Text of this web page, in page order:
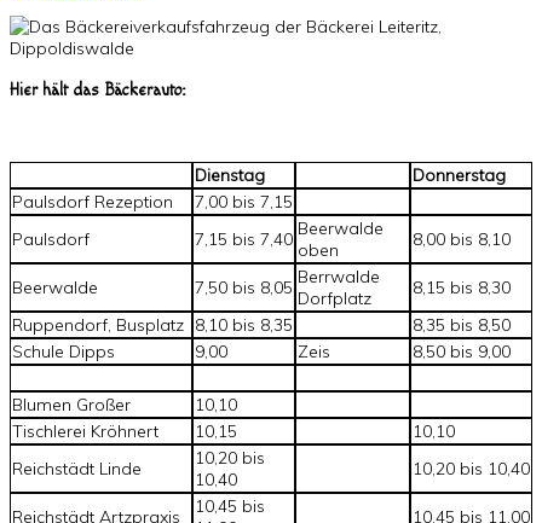
Hier hält das Bäckerauto:
Dienstag
Donnerstag
Paulsdorf Rezeption
7,00 bis 7,15
Paulsdorf
7,15 bis 7,40 Beerwalde
oben
8,00 bis 8,10
Beerwalde 7,50 bis 8,05 Berrwalde
Dorfplatz
8,15 bis 8,30
Ruppendorf, Busplatz 8,10 bis 8,35
8,35 bis 8,50
Schule Dipps
9,00 Zeis 8,50 bis 9,00
Blumen Großer
10,10
Tischlerei Kröhnert
10,15
10,10
Reichstädt Linde
10,20 bis
10,40
10,20 bis 10,40
Reichstädt Artzpraxis
10,45 bis
10,45 bis 11,00